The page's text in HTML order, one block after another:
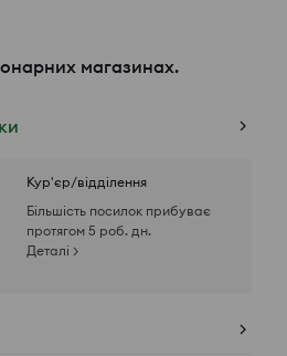
магазинах.
Кур'єр/відділення
Більшість посилок прибуває
протягом 5 роб. дн.
Деталі >